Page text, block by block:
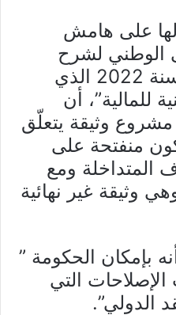
على هامش
الوطني لشرح
أحكام قانون المالية لسنة 2022 الذي
للمالية”، أن
وثيقة يتعلّق
منفتحة على
المتداخلة ومع
وثيقة غير نهائية
بإمكان الحكومة ”
التي
الدولي”.